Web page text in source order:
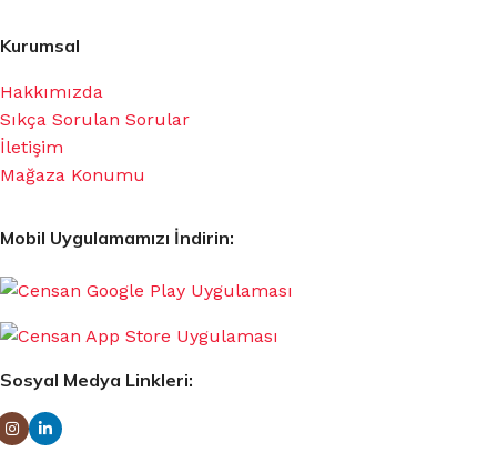
Kurumsal
Hakkımızda
Sıkça Sorulan Sorular
İletişim
Mağaza Konumu
Mobil Uygulamamızı İndirin:
Sosyal Medya Linkleri: